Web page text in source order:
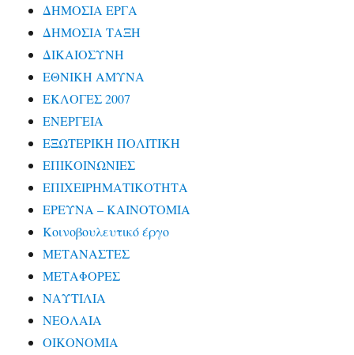
ΔΗΜΟΣΙΑ ΕΡΓΑ
ΔΗΜΟΣΙΑ ΤΑΞΗ
ΔΙΚΑΙΟΣΥΝΗ
ΕΘΝΙΚΗ ΑΜΥΝΑ
ΕΚΛΟΓΕΣ 2007
ΕΝΕΡΓΕΙΑ
ΕΞΩΤΕΡΙΚΗ ΠΟΛΙΤΙΚΗ
ΕΠΙΚΟΙΝΩΝΙΕΣ
ΕΠΙΧΕΙΡΗΜΑΤΙΚΟΤΗΤΑ
ΕΡΕΥΝΑ – ΚΑΙΝΟΤΟΜΙΑ
Κοινοβουλευτικό έργο
ΜΕΤΑΝΑΣΤΕΣ
ΜΕΤΑΦΟΡΕΣ
ΝΑΥΤΙΛΙΑ
ΝΕΟΛΑΙΑ
ΟΙΚΟΝΟΜΙΑ